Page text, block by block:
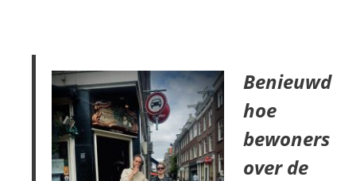
Benieuwd
hoe
bewoners
over de